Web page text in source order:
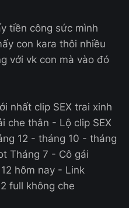
tiền công sức mình
con kara thôi nhiều
với vk con mà vào đó
nhất clip SEX trai xinh
che thân - Lộ clip SEX
12 - tháng 10 - tháng
Tháng 7 - Cô gái
hôm nay - Link
full không che